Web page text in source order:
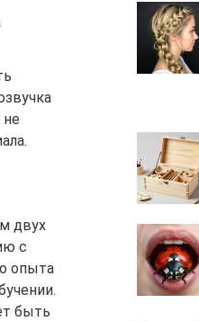
двух
с
опыта
быть